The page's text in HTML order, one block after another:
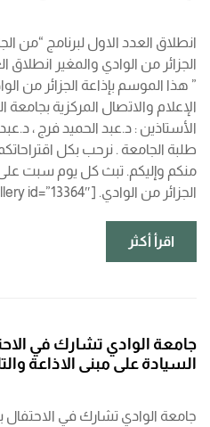
انطلاق العدد الاول لبرنامج “من
الجزائر من الوادي والمغير انطلاق
” هذا الموسم بإذاعة الجزائر من
الإعلام والاتصال المركزية
الأستاذين : د.عبد الحميد فرج ،
طلبة الجامعة . نرحب بكل
الجزائر من الوادي. [robo-gallery id=”13364″]
اقرأ أكثر
جامعة الوادي تشارك في
السيادة على مبنى الاذاعة
جامعة الوادي تشارك في الاحتفال